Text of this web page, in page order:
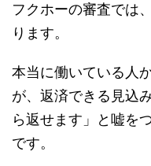
フクホーの審査では
ります。
本当に働いている人
が、返済できる見込
ら返せます」と嘘を
です。